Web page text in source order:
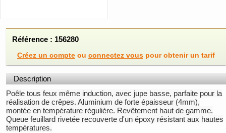
Référence : 156280
Créez un compte ou connectez vous pour obtenir un tarif
Description
Poêle tous feux même induction, avec jupe basse, parfaite pour la
réalisation de crêpes. Aluminium de forte épaisseur (4mm),
montée en température régulière. Revêtement haut de gamme.
Queue feuillard rivetée recouverte d'un époxy résistant aux hautes
températures.